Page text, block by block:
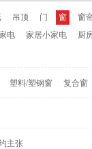
吊顶 门 窗
窗
电 家居小家电
厨
塑料/塑钢窗 复合窗
主张